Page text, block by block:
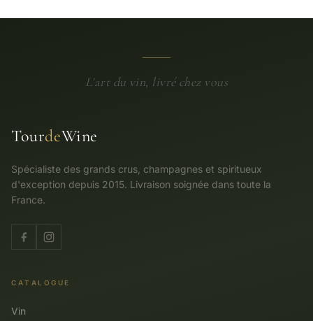
L'art du vin, livré chez vous
TourdeWine
Spécialiste des grands crus, champagnes et spiritueux
d'exception depuis 2015. Livraison soignée dans toute la
France.
CATALOGUE
Vin